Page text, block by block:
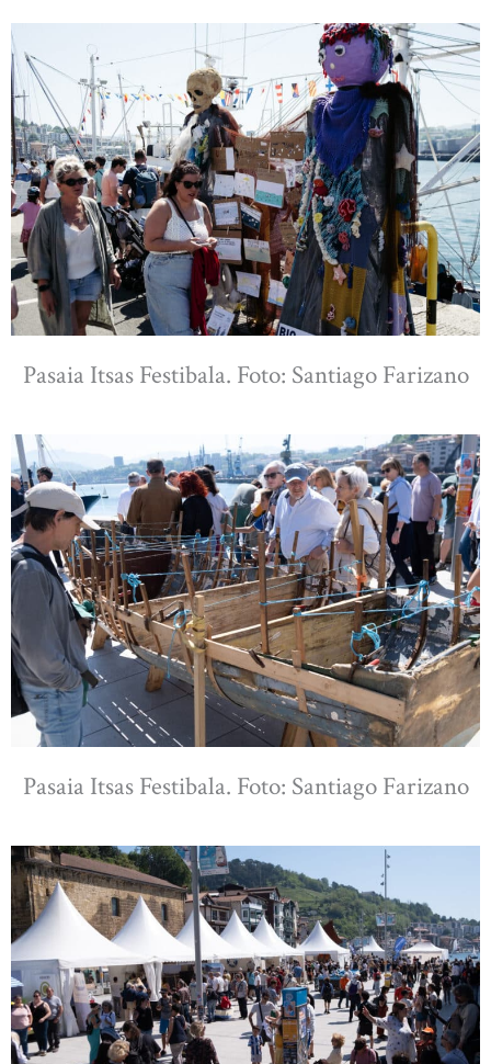
Pasaia Itsas Festibala. Foto: Santiago Farizano
Pasaia Itsas Festibala. Foto: Santiago Farizano